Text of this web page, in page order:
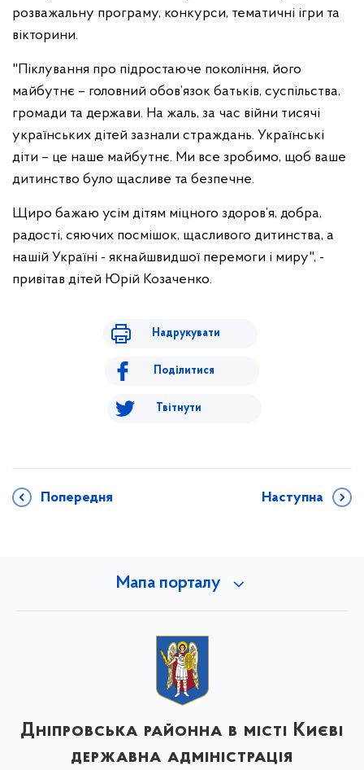
розважальну програму, конкурси, тематичні ігри та
вікторини.
"Піклування про підростаюче покоління, його
майбутнє – головний обов’язок батьків, суспільства,
громади та держави. На жаль, за час війни тисячі
українських дітей зазнали страждань. Українські
діти – це наше майбутнє. Ми все зробимо, щоб ваше
дитинство було щасливе та безпечне.
Щиро бажаю усім дітям міцного здоров’я, добра,
радості, сяючих посмішок, щасливого дитинства, а
нашій Україні - якнайшвидшої перемоги і миру", -
привітав дітей Юрій Козаченко.
Надрукувати
Поділитися
Твітнути
Попередня Наступна
Мапа порталу
Дніпровська районна в місті Києві
державна адміністрація